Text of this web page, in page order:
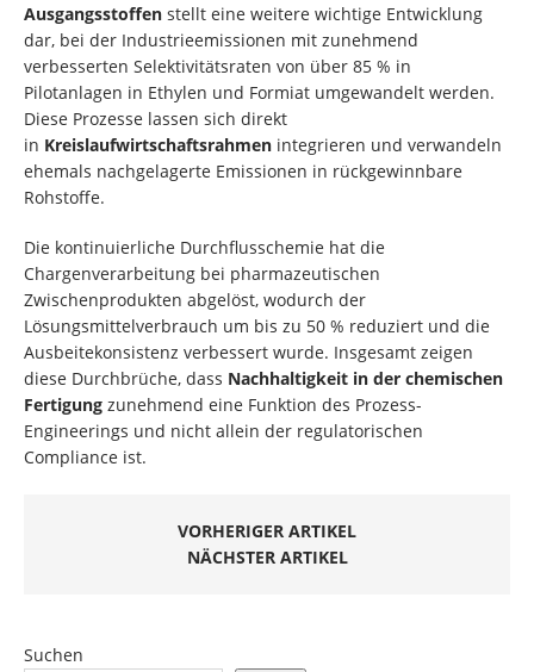
Ausgangsstoffen stellt eine weitere wichtige Entwicklung
dar, bei der Industrieemissionen mit zunehmend
verbesserten Selektivitätsraten von über 85 % in
Pilotanlagen in Ethylen und Formiat umgewandelt werden.
Diese Prozesse lassen sich direkt
in Kreislaufwirtschaftsrahmen integrieren und verwandeln
ehemals nachgelagerte Emissionen in rückgewinnbare
Rohstoffe.
Die kontinuierliche Durchflusschemie hat die
Chargenverarbeitung bei pharmazeutischen
Zwischenprodukten abgelöst, wodurch der
Lösungsmittelverbrauch um bis zu 50 % reduziert und die
Ausbeitekonsistenz verbessert wurde. Insgesamt zeigen
diese Durchbrüche, dass Nachhaltigkeit in der chemischen
Fertigung zunehmend eine Funktion des Prozess-
Engineerings und nicht allein der regulatorischen
Compliance ist.
VORHERIGER ARTIKEL
NÄCHSTER ARTIKEL
Suchen